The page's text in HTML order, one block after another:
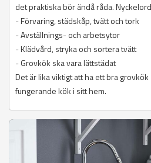
det praktiska bör ändå råda.
- Förvaring, städskåp, tvätt och tork
- Avställnings- och arbetsytor
- Klädvård, stryka och sortera tvätt
- Grovkök ska vara lättstädat
Det är lika viktigt att ha ett bra
fungerande kök i sitt hem.